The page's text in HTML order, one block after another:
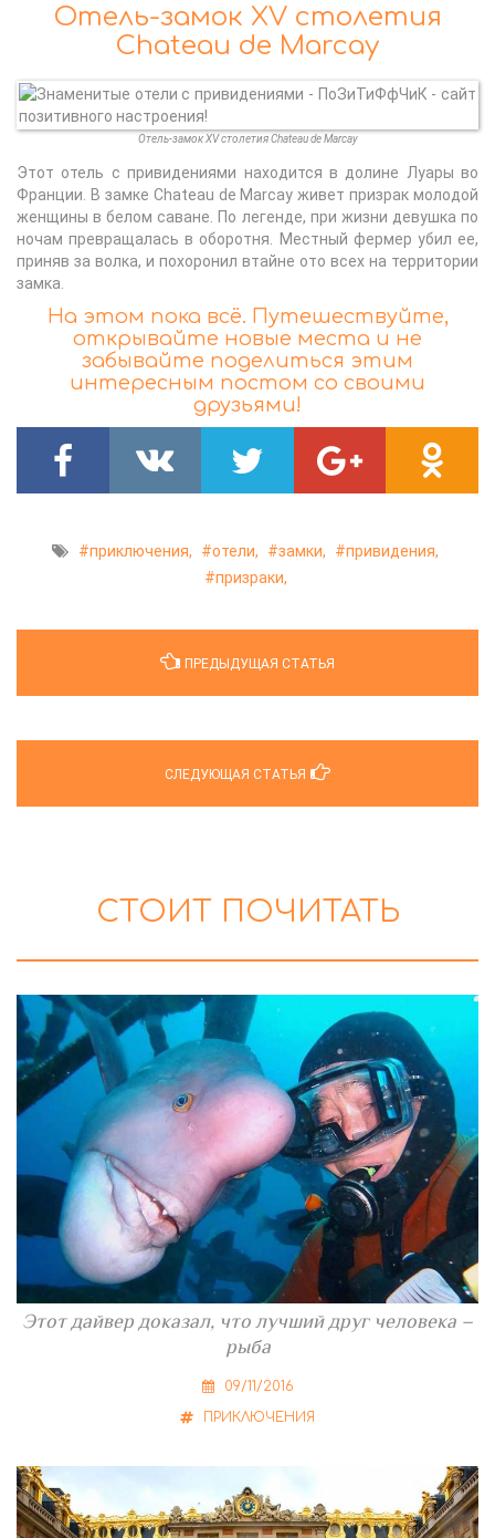
Отель-замок XV столетия
Chateau de Marcay
Отель-замок XV столетия Chateau de Marcay
Этот отель с привидениями находится в долине Луары во
Франции. В замке Chateau de Marcay живет призрак молодой
женщины в белом саване. По легенде, при жизни девушка по
ночам превращалась в оборотня. Местный фермер убил ее,
приняв за волка, и похоронил втайне ото всех на территории
замка.
На этом пока всё. Путешествуйте,
открывайте новые места и не
забывайте поделиться этим
интересным постом со своими
друзьями!
приключения, отели, замки,
привидения,
призраки,
ПРЕДЫДУЩАЯ СТАТЬЯ
СЛЕДУЮЩАЯ СТАТЬЯ
СТОИТ ПОЧИТАТЬ
Этот дайвер доказал, что лучший друг человека –
рыба
09/11/2016
ПРИКЛЮЧЕНИЯ